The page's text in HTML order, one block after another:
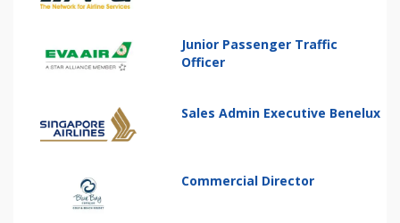
Junior Passenger Traffic
Officer
Sales Admin Executive Benelux
Commercial Director